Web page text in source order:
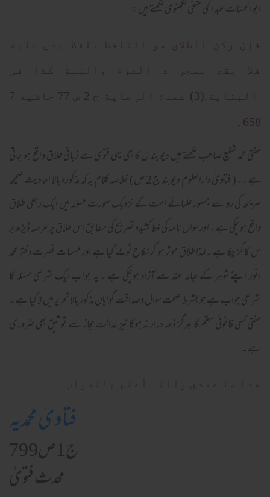
ابو الحسنات عبد الحی حنفی لکھنوی لکھتے ہیں :
فإن رکن الطلاق هو التلفظ بلفظ یدل علیه
فلا یقع بمجر د العزم والنیة کذا فی
البنایة.(3) عمدة الرعایة ج 2 ص 77 حاشیه 7
658۔
مفتی محمد شفیع صاحب لکھتے ہیں دیو بند ل کا بھی یہی فتوی ہے زبانی طلاق واقع ہو جاتی
ہے ۔۔( فتاویٰ دارالعلوم دیو بند ج 2 ص) خلاصہ کلام یہ کہ مذکورہ بالا احادیث صحیحہ
صریحہ کی رو سے جمہور علمائے امت کے نزدیک صورت مسؤلہ میں ایک رجعی طلاق
واقع ہو چکی ہے ۔اور سوال نامہ کی خط کشیدہ تصریح کی مطابق اس طلاق پر عرصہ ڈیڑھ بر
س کا گز چکا ہے ۔لہذا طلاق موثر ہو کرنکاح ٹوٹ گیا ہے اور مسمات نصرت دختر محمد
انور اپنے شوہر کے حبالہ عقد سے آزاد ہوچکی ہے ۔ یہ جواب ایک شرعی مسئلہ کا
شرعی جواب ہے جو بشرط صحت سوال وصداقت گواہان مذکور بالا تحریر میں لا گیا ہے ۔
مفتی کسی قانونی سقم کا ہرگز ذمہ درار نہ ہوگا نیز عدالت مجاز سے تو ثیق بھی ضروری
ہے ۔
ھذا ما عندي واللہ أعلم بالصواب
فتاویٰ محمدیہ
ج1ص799
محدث فتویٰ